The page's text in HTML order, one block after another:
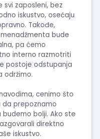
svi zaposleni, bez
iskustvo, osećaju
Takođe,
bude
pa ćemo
interno razmotriti
postoje odstupanja
održimo.
cenimo što
da prepoznamo
bolji. Ako ste
direktno
iskustvo.